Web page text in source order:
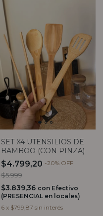
SET X4 UTENSILIOS DE
BAMBOO (CON PINZA)
$4.799,20 -20% OFF
$5.999
$3.839,36 con Efectivo
(PRESENCIAL en locales)
6 x $799,87 sin interés